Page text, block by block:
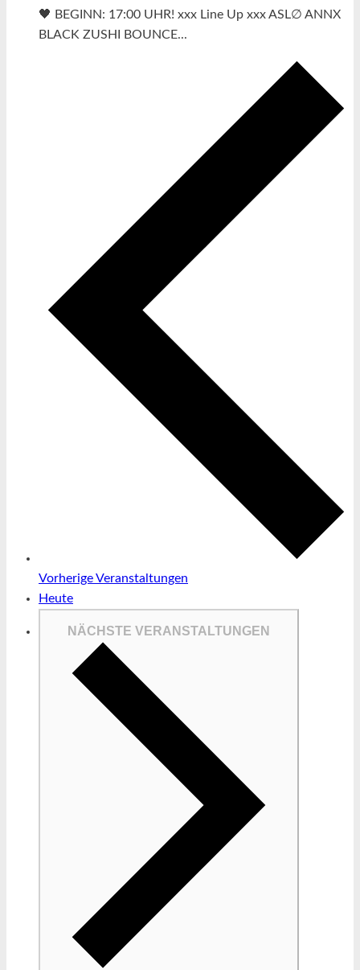
🖤 BEGINN: 17:00 UHR! xxx Line Up xxx ASL∅ ANNX
BLACK ZUSHI BOUNCE...
VorherigeVeranstaltungen
Heute
NÄCHSTE VERANSTALTUNGEN